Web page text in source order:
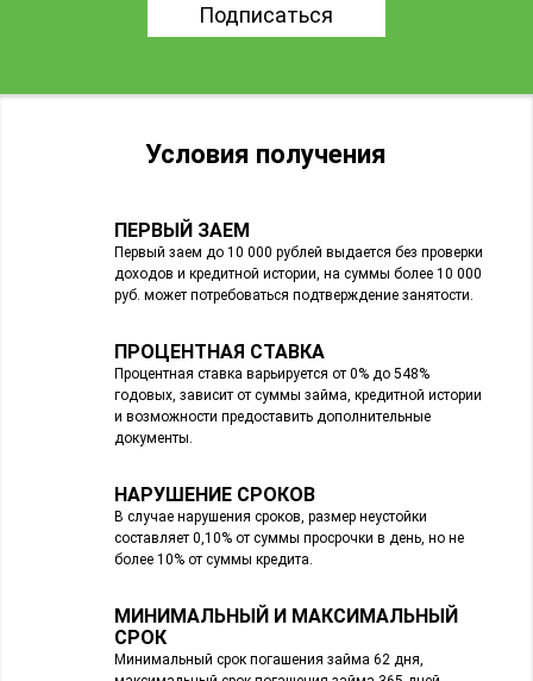
Подписаться
Условия получения
ПЕРВЫЙ ЗАЕМ
Первый заем до 10 000 рублей выдается без проверки
доходов и кредитной истории, на суммы более 10 000
руб. может потребоваться подтверждение занятости.
ПРОЦЕНТНАЯ СТАВКА
Процентная ставка варьируется от 0% до 548%
годовых, зависит от суммы займа, кредитной истории
и возможности предоставить дополнительные
документы.
НАРУШЕНИЕ СРОКОВ
В случае нарушения сроков, размер неустойки
составляет 0,10% от суммы просрочки в день, но не
более 10% от суммы кредита.
МИНИМАЛЬНЫЙ И МАКСИМАЛЬНЫЙ
СРОК
Минимальный срок погашения займа 62 дня,